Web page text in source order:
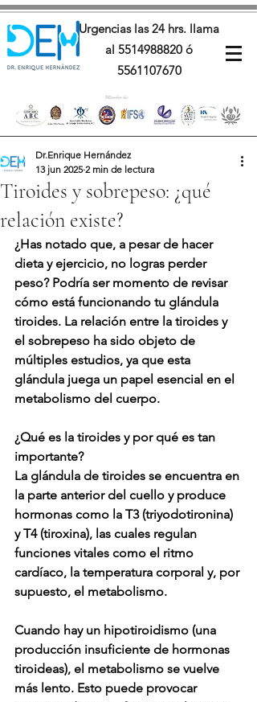
Urgencias las 24 hrs. llama
al 5514988820 ó
5561107670
Tiroides y sobrepeso: ¿qué
relación existe?
Dr.Enrique Hernández
13 jun 2025 2 min de lectura
¿Has notado que, a pesar de hacer
dieta y ejercicio, no logras perder
peso? Podría ser momento de revisar
cómo está funcionando tu glándula
tiroides. La relación entre la tiroides y
el sobrepeso ha sido objeto de
múltiples estudios, ya que esta
glándula juega un papel esencial en el
metabolismo del cuerpo.
¿Qué es la tiroides y por qué es tan
importante?
La glándula de tiroides se encuentra en
la parte anterior del cuello y produce
hormonas como la T3 (triyodotironina)
y T4 (tiroxina), las cuales regulan
funciones vitales como el ritmo
cardíaco, la temperatura corporal y, por
supuesto, el metabolismo.
Cuando hay un hipotiroidismo (una
producción insuficiente de hormonas
tiroideas), el metabolismo se vuelve
más lento. Esto puede provocar